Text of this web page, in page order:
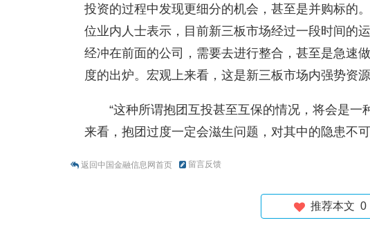
投资的过程中发现更细分的机会，甚至是并购标的
位业内人士表示，目前新三板市场经过一段时间的
经冲在前面的公司，需要去进行整合，甚至是急速
度的出炉。宏观上来看，这是新三板市场内强势资源
“这种所谓抱团互投甚至互保的情况，将会是一
来看，抱团过度一定会滋生问题，对其中的隐患不
返回中国金融信息网首页 留言反馈
推荐本文 0